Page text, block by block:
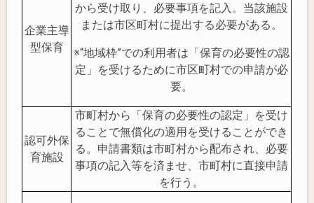
企業主導
型保育
から受け取り、必要事項を記入。当該施設
または市区町村に提出する必要がある。
※“地域枠”での利用者は「保育の必要性の認
定」を受けるために市区町村での申請が必
要。
認可外保
育施設
市町村から「保育の必要性の認定」を受け
ることで無償化の適用を受けることができ
る。申請書類は市町村から配布され、必要
事項の記入等を済ませ、市町村に直接申請
を行う。